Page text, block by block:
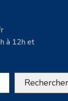
à 12h et
Rechercher